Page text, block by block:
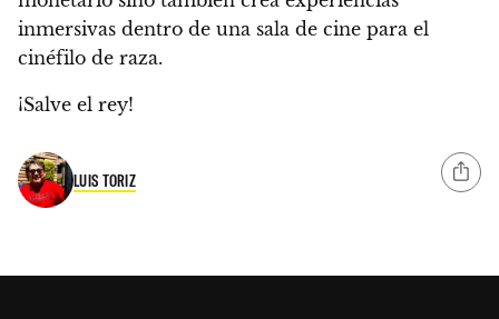
inmersivas dentro de una sala de cine para el
cinéfilo de raza.
¡Salve el rey!
LUIS TORIZ